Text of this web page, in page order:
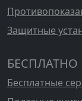
Защитные
БЕСПЛАТНО
Бесплатные